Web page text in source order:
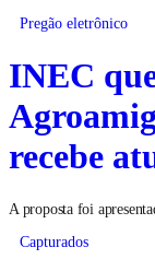
Pregão eletrônico
INEC
recebe
A proposta foi
Capturados